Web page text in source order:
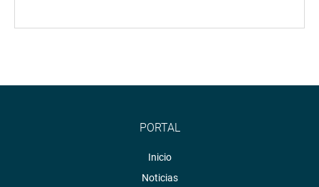
PORTAL
Inicio
Noticias